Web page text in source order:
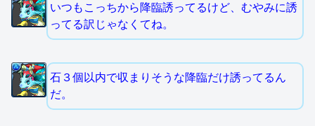
いつもこっちから降臨誘ってるけど、むやみに誘
ってる訳じゃなくてね。
石３個以内で収まりそうな降臨だけ誘ってるん
だ。